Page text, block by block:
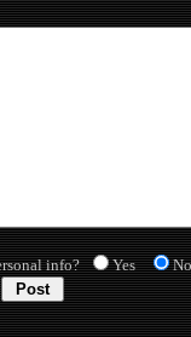
info? Yes No